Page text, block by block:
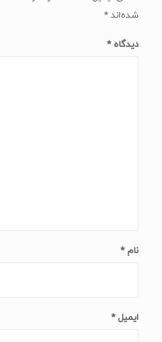
شده‌اند *
دیدگاه*
نام*
ایمیل*